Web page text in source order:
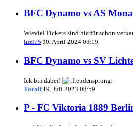
BFC Dynamo vs AS
Wieviel Tickets sind hierfür schon
luzi75 30. April 2024 08:19
BFC Dynamo vs SV
Ick bin dabei!
Toralf 19. Juli 2023 08:59
P - FC Viktoria 1889